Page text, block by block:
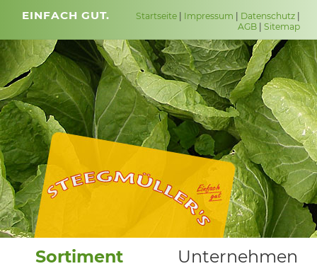
EINFACH GUT. Startseite| Impressum | Datenschutz|
AGB| Sitemap
Sortiment
Unternehmen